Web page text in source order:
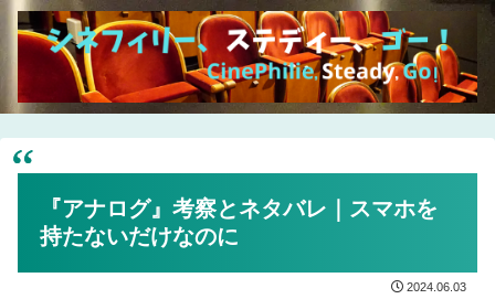
『アナログ』考察とネタバレ｜スマホを
持たないだけなのに
2024.06.03